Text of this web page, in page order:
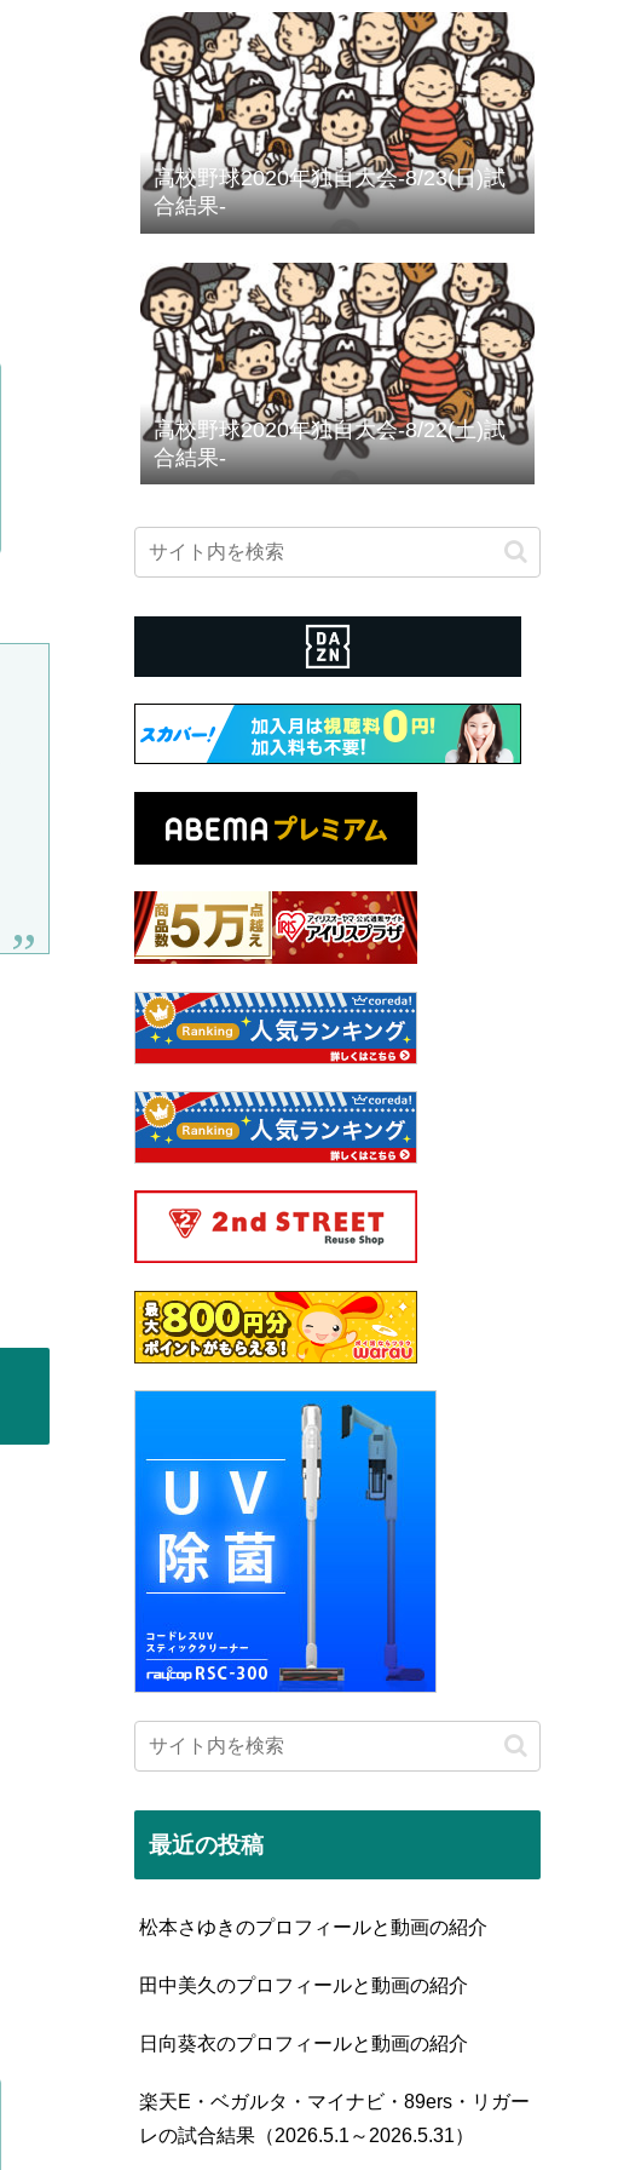
高校野球2020年独自大会-8/23(日)試
合結果-
高校野球2020年独自大会-8/22(土)試
合結果-
最近の投稿
松本さゆきのプロフィールと動画の紹介
田中美久のプロフィールと動画の紹介
日向葵衣のプロフィールと動画の紹介
楽天E・ベガルタ・マイナビ・89ers・リガー
レの試合結果（2026.5.1～2026.5.31）